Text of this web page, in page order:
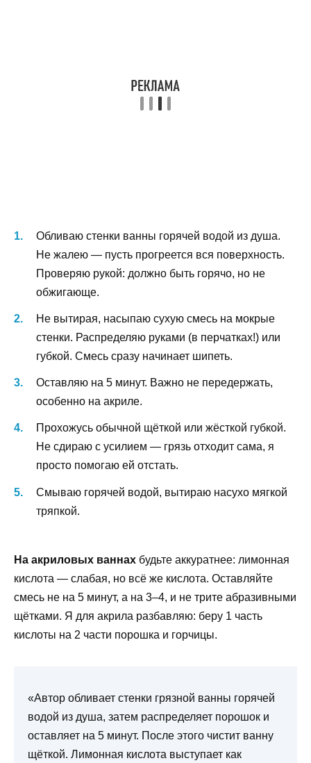
Обливаю стенки ванны горячей водой из душа.
Не жалею — пусть прогреется вся поверхность.
Проверяю рукой: должно быть горячо, но не
обжигающе.
Не вытирая, насыпаю сухую смесь на мокрые
стенки. Распределяю руками (в перчатках!) или
губкой. Смесь сразу начинает шипеть.
Оставляю на 5 минут. Важно не передержать,
особенно на акриле.
Прохожусь обычной щёткой или жёсткой губкой.
Не сдираю с усилием — грязь отходит сама, я
просто помогаю ей отстать.
Смываю горячей водой, вытираю насухо мягкой
тряпкой.
На акриловых ваннах будьте аккуратнее: лимонная
кислота — слабая, но всё же кислота. Оставляйте
смесь не на 5 минут, а на 3–4, и не трите абразивными
щётками. Я для акрила разбавляю: беру 1 часть
кислоты на 2 части порошка и горчицы.
«Автор обливает стенки грязной ванны горячей
водой из душа, затем распределяет порошок и
оставляет на 5 минут. После этого чистит ванну
щёткой. Лимонная кислота выступает как